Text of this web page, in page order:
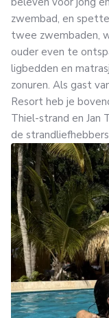
zwembad, en
twee zwembaden,
ouder even te
ligbedden en
zonuren. Als gast
Resort heb je
Thiel-strand en Jan
de